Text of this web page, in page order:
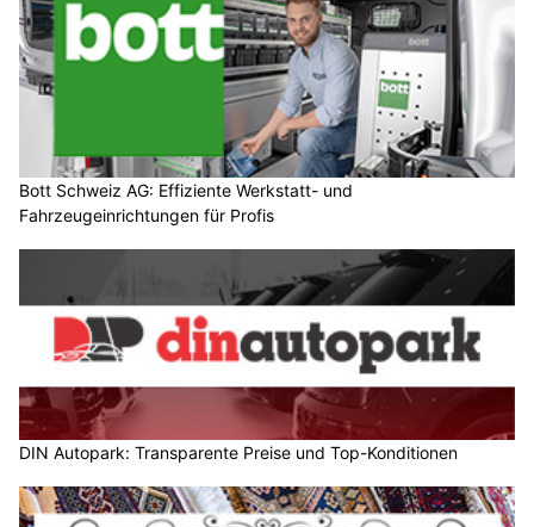
Bott Schweiz AG: Effiziente Werkstatt- und
Fahrzeugeinrichtungen für Profis
DIN Autopark: Transparente Preise und Top-Konditionen